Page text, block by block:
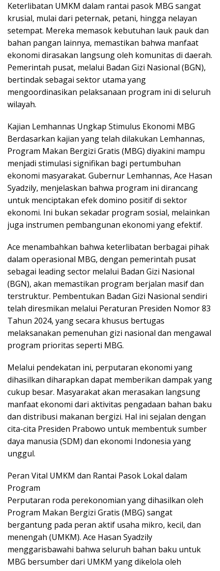
Keterlibatan UMKM dalam rantai pasok MBG sangat
krusial, mulai dari peternak, petani, hingga nelayan
setempat. Mereka memasok kebutuhan lauk pauk dan
bahan pangan lainnya, memastikan bahwa manfaat
ekonomi dirasakan langsung oleh komunitas di daerah.
Pemerintah pusat, melalui Badan Gizi Nasional (BGN),
bertindak sebagai sektor utama yang
mengoordinasikan pelaksanaan program ini di seluruh
wilayah.
Kajian Lemhannas Ungkap Stimulus Ekonomi MBG
Berdasarkan kajian yang telah dilakukan Lemhannas,
Program Makan Bergizi Gratis (MBG) diyakini mampu
menjadi stimulasi signifikan bagi pertumbuhan
ekonomi masyarakat. Gubernur Lemhannas, Ace Hasan
Syadzily, menjelaskan bahwa program ini dirancang
untuk menciptakan efek domino positif di sektor
ekonomi. Ini bukan sekadar program sosial, melainkan
juga instrumen pembangunan ekonomi yang efektif.
Ace menambahkan bahwa keterlibatan berbagai pihak
dalam operasional MBG, dengan pemerintah pusat
sebagai leading sector melalui Badan Gizi Nasional
(BGN), akan memastikan program berjalan masif dan
terstruktur. Pembentukan Badan Gizi Nasional sendiri
telah diresmikan melalui Peraturan Presiden Nomor 83
Tahun 2024, yang secara khusus bertugas
melaksanakan pemenuhan gizi nasional dan mengawal
program prioritas seperti MBG.
Melalui pendekatan ini, perputaran ekonomi yang
dihasilkan diharapkan dapat memberikan dampak yang
cukup besar. Masyarakat akan merasakan langsung
manfaat ekonomi dari aktivitas pengadaan bahan baku
dan distribusi makanan bergizi. Hal ini sejalan dengan
cita-cita Presiden Prabowo untuk membentuk sumber
daya manusia (SDM) dan ekonomi Indonesia yang
unggul.
Peran Vital UMKM dan Rantai Pasok Lokal dalam
Program
Perputaran roda perekonomian yang dihasilkan oleh
Program Makan Bergizi Gratis (MBG) sangat
bergantung pada peran aktif usaha mikro, kecil, dan
menengah (UMKM). Ace Hasan Syadzily
menggarisbawahi bahwa seluruh bahan baku untuk
MBG bersumber dari UMKM yang dikelola oleh